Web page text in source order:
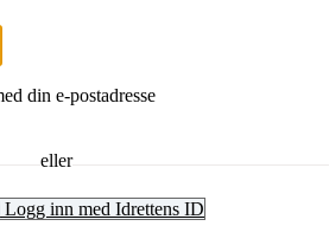
din e-postadresse
eller
Logg inn med Idrettens ID